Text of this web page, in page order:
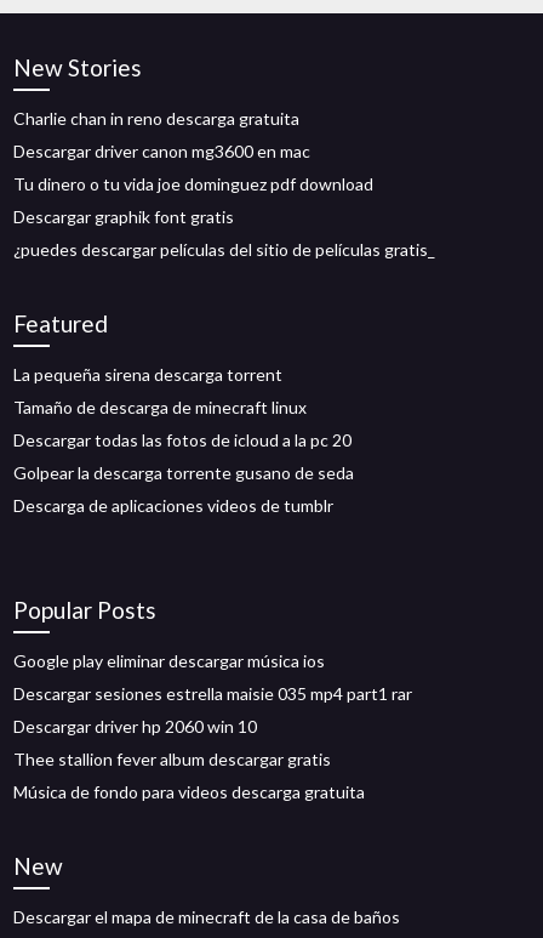
New Stories
Charlie chan in reno descarga gratuita
Descargar driver canon mg3600 en mac
Tu dinero o tu vida joe dominguez pdf download
Descargar graphik font gratis
¿puedes descargar películas del sitio de películas gratis_
Featured
La pequeña sirena descarga torrent
Tamaño de descarga de minecraft linux
Descargar todas las fotos de icloud a la pc 20
Golpear la descarga torrente gusano de seda
Descarga de aplicaciones videos de tumblr
Popular Posts
Google play eliminar descargar música ios
Descargar sesiones estrella maisie 035 mp4 part1 rar
Descargar driver hp 2060 win 10
Thee stallion fever album descargar gratis
Música de fondo para videos descarga gratuita
New
Descargar el mapa de minecraft de la casa de baños